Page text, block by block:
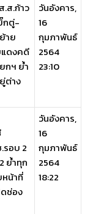
.ส.ก้าว
กตู่-
าย
ดงคดี
กฯ ย้ำ
ต่าง
วันอังคาร,
16
กุมภาพันธ์
2564
23:10
อบ 2
ย้ำทุก
หน้าที่
ช่อง
วันอังคาร,
16
กุมภาพันธ์
2564
18:22